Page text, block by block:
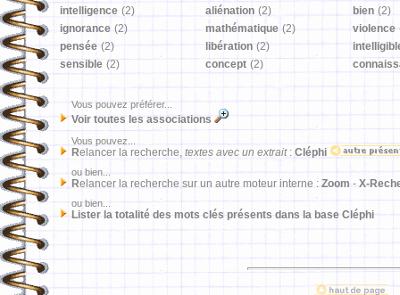
intelligence (2) aliénation (2) bien (2)
ignorance (2) mathématique (2) violence
pensée (2) libération (2)
sensible (2) concept (2)
Vous pouvez préférer...
Voir toutes les associations
Vous pouvez...
Relancer la recherche, textes avec un extrait: Cléphi
ou bien...
Relancer la recherche sur un autre moteur interne : Zoom - X-
ou bien...
Lister la totalité des mots clés présents dans la base Cléphi